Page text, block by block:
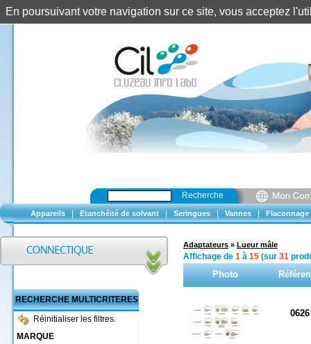
Recherche
Appareils Etanchéité de solvant Seringues Vannes Flaconnage
RECHERCHE MULTICRITERES
Réinitialiser les filtres.
MARQUE
Adaptateurs » Lueur mâle
Affichage de 1 à 15 (sur 31
Photo
0626
En poursuivant votre navigation sur ce site, vous acceptez